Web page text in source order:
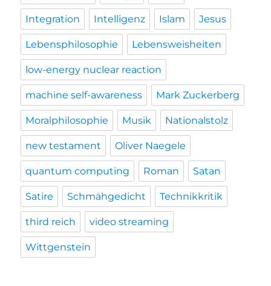
Integration Intelligenz Islam Jesus
Lebensphilosophie Lebensweisheiten
low-energy nuclear reaction
machine self-awareness Mark Zuckerberg
Moralphilosophie Musik Nationalstolz
new testament Oliver Naegele
quantum computing Roman Satan
Satire Schmähgedicht Technikkritik
third reich video streaming
Wittgenstein